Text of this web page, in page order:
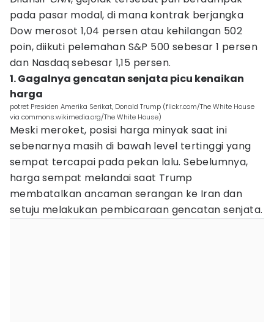
pada pasar modal, di mana kontrak berjangka
Dow merosot 1,04 persen atau kehilangan 502
poin, diikuti pelemahan S&P 500 sebesar 1 persen
dan Nasdaq sebesar 1,15 persen.
1. Gagalnya gencatan senjata picu kenaikan
harga
potret Presiden Amerika Serikat, Donald Trump (flickr.com/The White House
via commons.wikimedia.org/The White House)
Meski meroket, posisi harga minyak saat ini
sebenarnya masih di bawah level tertinggi yang
sempat tercapai pada pekan lalu. Sebelumnya,
harga sempat melandai saat Trump
membatalkan ancaman serangan ke Iran dan
setuju melakukan pembicaraan gencatan senjata.